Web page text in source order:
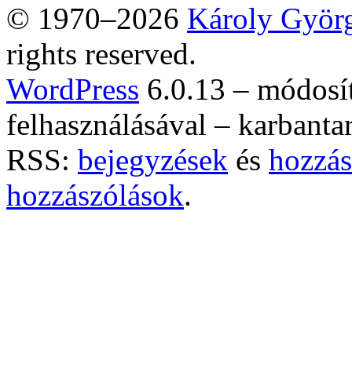
© 1970–2026 Károly
rights reserved.
WordPress 6.0.13 –
felhasználásával –
RSS: bejegyzések és
hozzászólások.